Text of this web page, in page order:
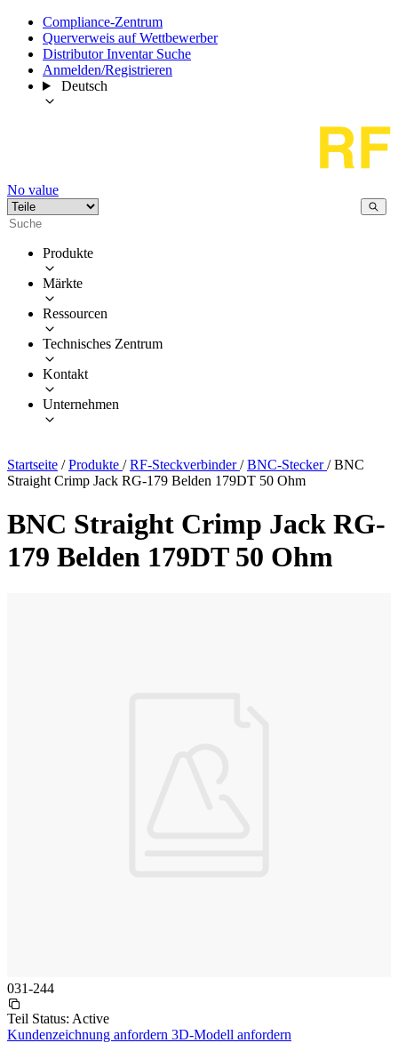
Compliance-Zentrum
Querverweis auf Wettbewerber
Distributor Inventar Suche
Anmelden/Registrieren
Deutsch
No value
Produkte
Märkte
Ressourcen
Technisches Zentrum
Kontakt
Unternehmen
Startseite / Produkte / RF-Steckverbinder/ BNC-Stecker/ BNC
Straight Crimp Jack RG-179 Belden 179DT 50 Ohm
BNC Straight Crimp Jack RG-
179 Belden 179DT 50 Ohm
031-244
Teil Status: Active
Kundenzeichnung anfordern 3D-Modell anfordern